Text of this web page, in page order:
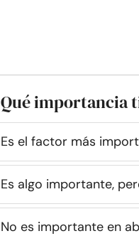
importancia
Es el factor más
Es algo importante,
No es importante en